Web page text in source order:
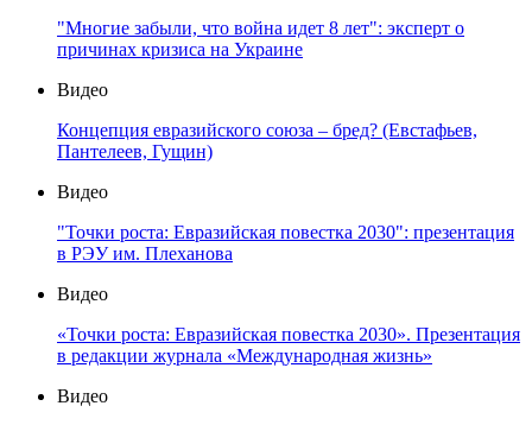
"Многие забыли, что война идет 8 лет": эксперт о
причинах кризиса на Украине
Видео
Концепция евразийского союза – бред? (Евстафьев,
Пантелеев, Гущин)
Видео
"Точки роста: Евразийская повестка 2030": презентация
в РЭУ им. Плеханова
Видео
«Точки роста: Евразийская повестка 2030». Презентация
в редакции журнала «Международная жизнь»
Видео